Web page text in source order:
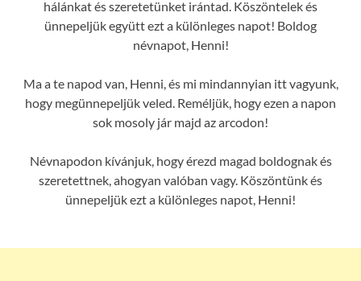
hálánkat és szeretetünket irántad. Köszöntelek és
ünnepeljük együtt ezt a különleges napot! Boldog
névnapot, Henni!
Ma a te napod van, Henni, és mi mindannyian itt vagyunk,
hogy megünnepeljük veled. Reméljük, hogy ezen a napon
sok mosoly jár majd az arcodon!
Névnapodon kívánjuk, hogy érezd magad boldognak és
szeretettnek, ahogyan valóban vagy. Köszöntünk és
ünnepeljük ezt a különleges napot, Henni!